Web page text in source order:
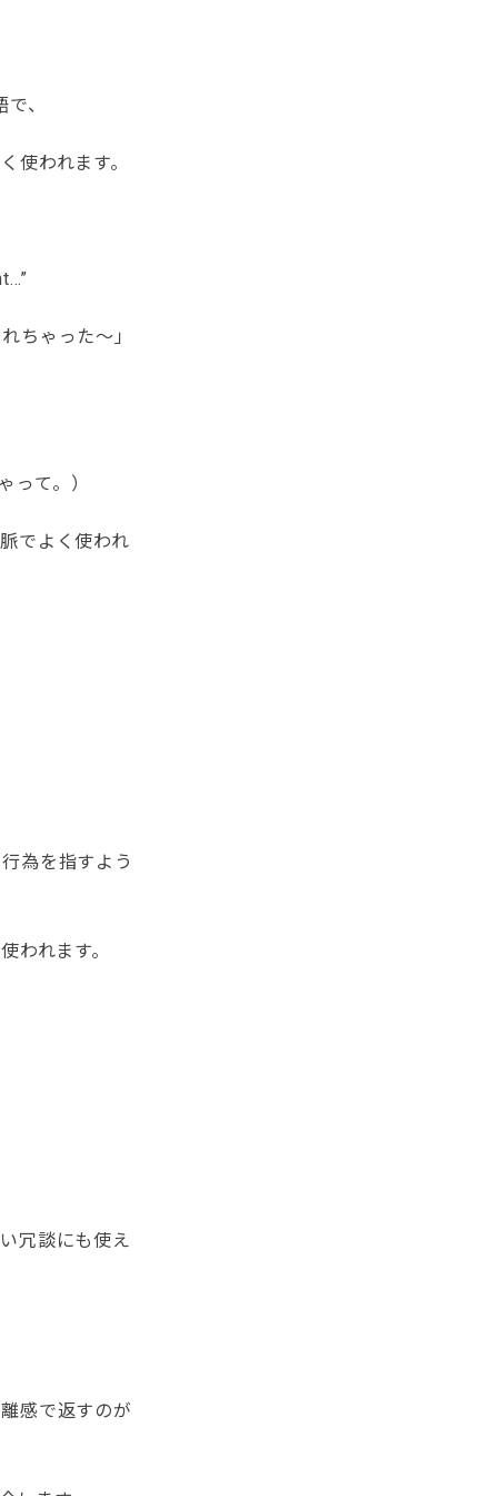
、
使われます。
ちゃった〜」
って。）
でよく使われ
為を指すよう
われます。
冗談にも使え
感で返すのが